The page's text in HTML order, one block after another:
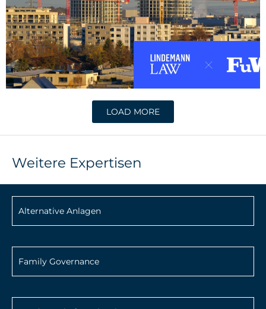
LOAD MORE
Weitere Expertisen
Alternative Anlagen
Family Governance